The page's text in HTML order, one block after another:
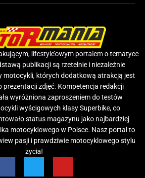
lifestyle’owym portalem o tematyce
publikacji są rzetelnie i niezależnie
motocykli, których dodatkową atrakcją jest
prezentacji zdjęć. Kompetencja redakcji
wyróżniona zaproszeniem do testów
wyścigowych klasy Superbike, co
status magazynu jako najbardziej
motocyklowego w Polsce. Nasz portal to
pasji i prawdziwie motocyklowego stylu
życia!